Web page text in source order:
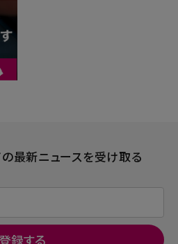
の最新ニュースを受け取る